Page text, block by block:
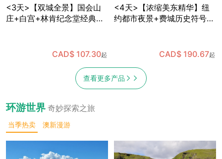
<3天>【双城全景】国会山
庄+白宫+林肯纪念堂经典地
凌空，纽约往返CAD$ 107.30起
<4天>【浓缩美东精华】纽
约都市夜景+费城历史符号
+林肯纪念堂经典地标三连
CAD$ 190.67起
查看更多产品
环游世界 奇妙探索之旅
当季热卖 澳新漫游